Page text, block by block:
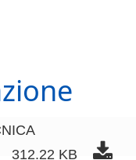
312.22 KB